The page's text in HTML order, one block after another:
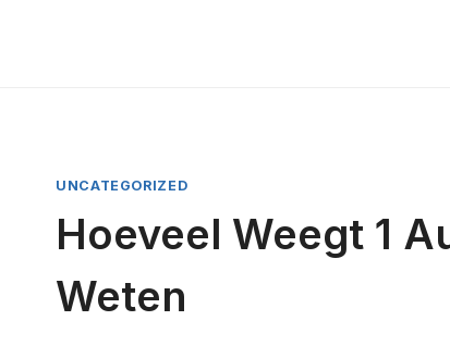
UNCATEGORIZED
Hoeveel Weegt 1
Weten